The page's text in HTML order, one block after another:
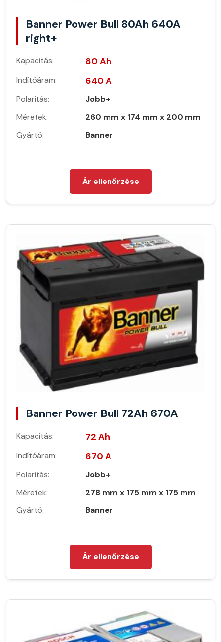
Banner Power Bull 80Ah 640A
right+
Kapacitás: 80 Ah
Indítóáram: 640 A
Polaritás:
Jobb+
Méretek:
260 mm x 174 mm x 200 mm
Gyártó:
Banner
Ár ellenőrzése
Banner Power Bull 72Ah 670A
Kapacitás: 72 Ah
Indítóáram: 670 A
Polaritás:
Jobb+
Méretek:
278 mm x 175 mm x 175 mm
Gyártó:
Banner
Ár ellenőrzése